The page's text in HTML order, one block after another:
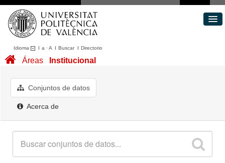
Idioma I a ·A I BuscarI Directorio
Conjuntos de datos
Acerca de
Áreas Institucional
Conjuntos de datos
Acerca de